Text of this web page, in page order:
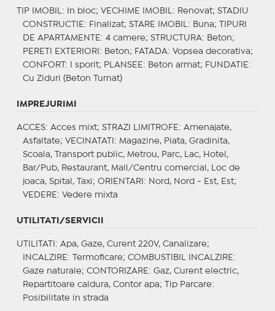
TIP IMOBIL : In bloc; VECHIME IMOBIL : Renovat; STADIU
CONSTRUCTIE : Finalizat; STARE IMOBIL : Buna;
TIPURI
DE APARTAMENTE : 4 camere; STRUCTURA: Beton;
PERETI EXTERIORI : Beton; FATADA: Vopsea decorativa;
CONFORT : I sporit; PLANSEE : Beton armat; FUNDATIE :
Cu Ziduri (Beton Turnat)
IMPREJURIMI
ACCES: Acces mixt; STRAZI LIMITROFE : Amenajate,
Asfaltate; VECINATATI : Magazine, Piata, Gradinita,
Scoala, Transport public, Metrou, Parc, Lac, Hotel,
Bar/Pub, Restaurant, Mall/Centru comercial, Loc de
joaca, Spital, Taxi; ORIENTARI : Nord, Nord - Est, Est;
VEDERE : Vedere mixta
UTILITATI/SERVICII
UTILITATI : Apa, Gaze, Curent 220V, Canalizare;
INCALZIRE : Termoficare; COMBUSTIBIL INCALZIRE :
Gaze naturale; CONTORIZARE : Gaz, Curent electric,
Repartitoare caldura, Contor apa;
Tip Parcare:
Posibilitate in strada